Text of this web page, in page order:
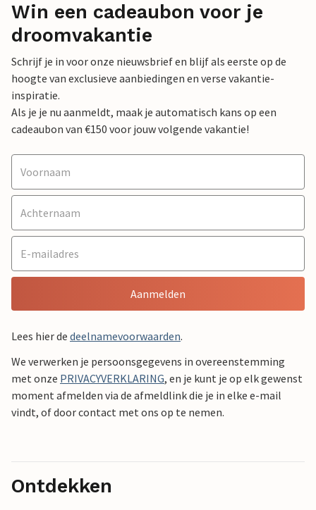
Win een cadeaubon voor je
droomvakantie
Schrijf je in voor onze nieuwsbrief en blijf als eerste op de
hoogte van exclusieve aanbiedingen en verse vakantie-
inspiratie.
Als je je nu aanmeldt, maak je automatisch kans op een
cadeaubon van €150 voor jouw volgende vakantie!
Aanmelden
Lees hier de deelnamevoorwaarden.
We verwerken je persoonsgegevens in overeenstemming
met onze PRIVACYVERKLARING, en je kunt je op elk gewenst
moment afmelden via de afmeldlink die je in elke e-mail
vindt, of door contact met ons op te nemen.
Ontdekken